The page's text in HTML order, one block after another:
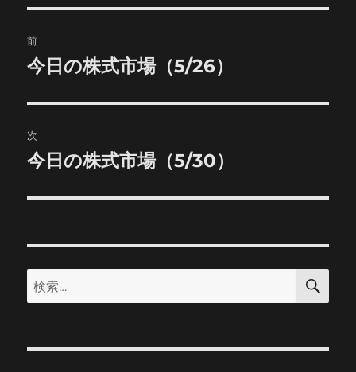
稿
ビ
ゲ
ー
ン
前
前
投
稿:
今日の株式市場（5/26）
次
次
投
今日の株式市場（5/30）
検
索:
検